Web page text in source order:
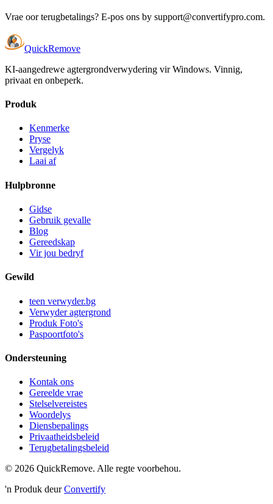
Vrae oor terugbetalings? E-pos ons by support@convertifypro.com.
QuickRemove
KI-aangedrewe agtergrondverwydering vir Windows. Vinnig,
privaat en onbeperk.
Produk
Kenmerke
Pryse
Vergelyk
Laai af
Hulpbronne
Gidse
Gebruik gevalle
Blog
Gereedskap
Vir jou bedryf
Gewild
teen verwyder.bg
Verwyder agtergrond
Produk Foto's
Paspoortfoto's
Ondersteuning
Kontak ons
Gereelde vrae
Stelselvereistes
Woordelys
Diensbepalings
Privaatheidsbeleid
Terugbetalingsbeleid
© 2026 QuickRemove. Alle regte voorbehou.
'n Produk deur Convertify